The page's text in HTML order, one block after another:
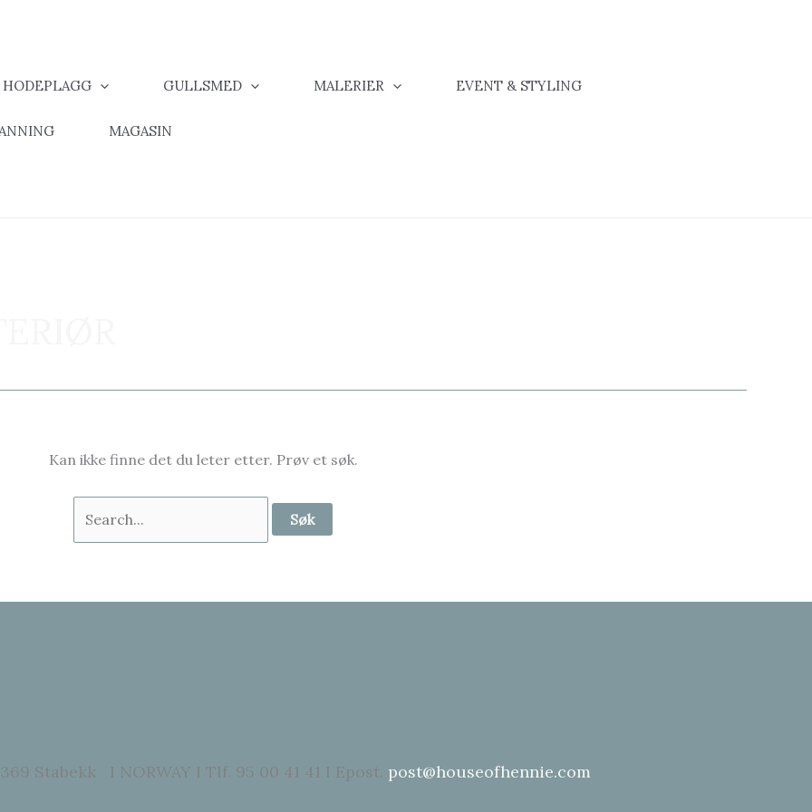
GULLSMED MALERIER EVENT & STYLING
MAGASIN
Kan ikke finne det du leter etter. Prøv et søk.
etter:
Stabekk I NORWAY I Tlf. 95 00 41 41 I Epost. post@houseofhennie.com